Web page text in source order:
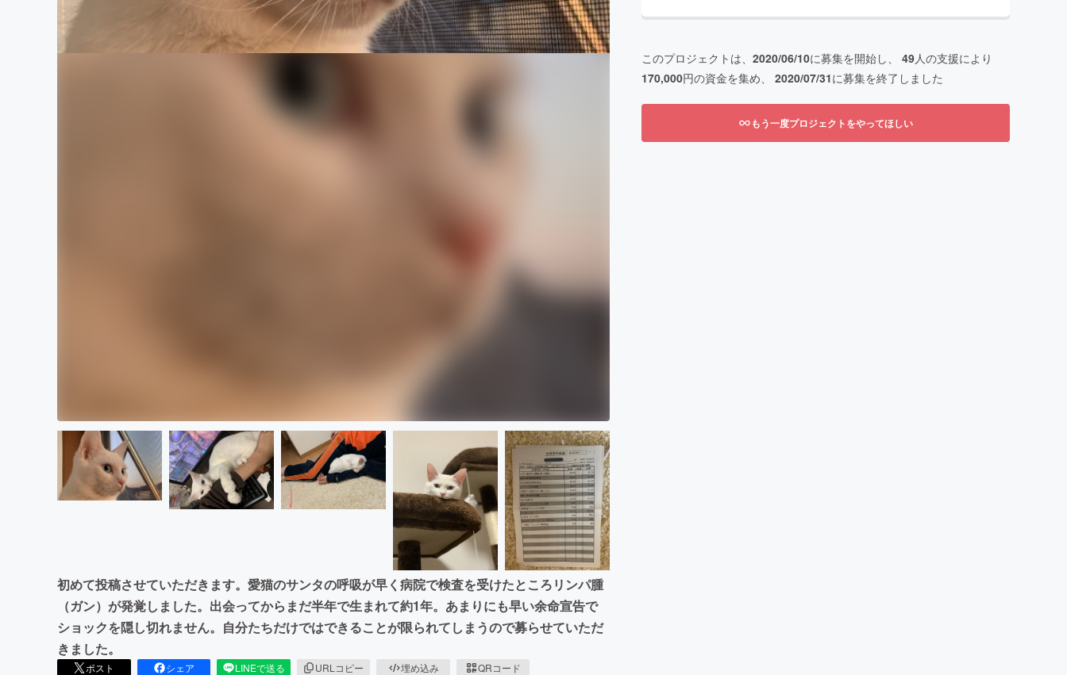
初めて投稿させていただきます。愛猫のサンタの呼吸が早く病院で検査を受けたところリンパ腫
（ガン）が発覚しました。出会ってからまだ半年で生まれて約1年。あまりにも早い余命宣告で
ショックを隠し切れません。自分たちだけではできることが限られてしまうので募らせていただ
きました。
ポスト シェア LINEで送る URLコピー 埋め込み QRコード
このプロジェクトは、 2020/06/10に募集を開始し、 49人の支援により
170,000円の資金を集め、 2020/07/31に募集を終了しました
もう一度プロジェクトをやってほしい